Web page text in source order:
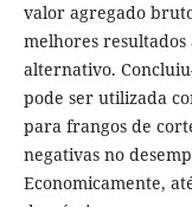
valor agregado
melhores
alternativo.
pode ser utilizada
para frangos de
negativas no
Economicamente,